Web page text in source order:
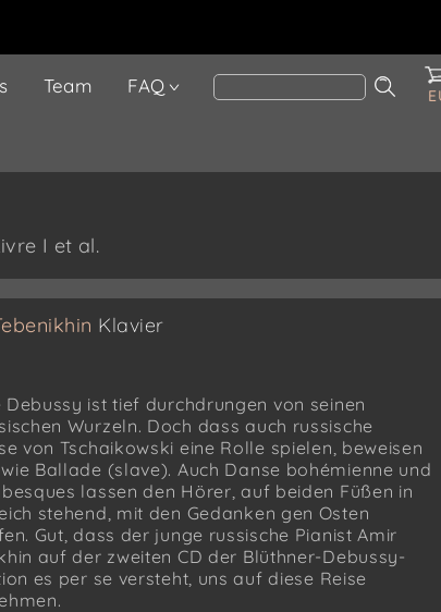
Team FAQ
I et al.
Klavier
Debussy ist tief durchdrungen von seinen
Wurzeln. Doch dass auch russische
von Tschaikowski eine Rolle spielen, beweisen
Ballade (slave). Auch Danse bohémienne und
lassen den Hörer, auf beiden Füßen in
stehend, mit den Gedanken gen Osten
Gut, dass der junge russische Pianist Amir
auf der zweiten CD der Blüthner-Debussy-
es per se versteht, uns auf diese Reise